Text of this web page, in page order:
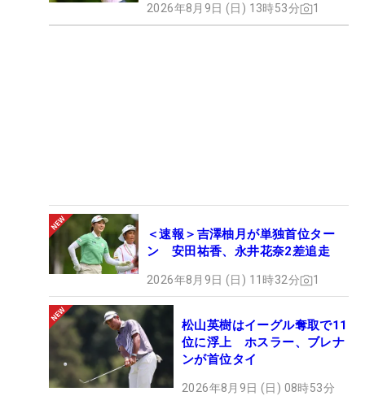
2026年8月9日 (日) 13時53分 1
＜速報＞吉澤柚月が単独首位ター
ン 安田祐香、永井花奈2差追走
2026年8月9日 (日) 11時32分 1
松山英樹はイーグル奪取で11
位に浮上 ホスラー、ブレナ
ンが首位タイ
2026年8月9日 (日) 08時53分